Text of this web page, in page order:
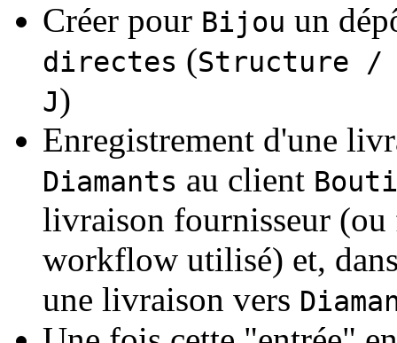
Créer pour Bijou un
directes (Structure /
J)
Enregistrement d'une
Diamants au client
livraison fournisseur (ou
workflow utilisé) et,
une livraison vers